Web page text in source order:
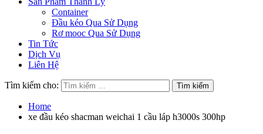
Container
Đầu kéo Qua Sử Dụng
Rơ mooc Qua Sử Dụng
Tin Tức
Dịch Vụ
Liên Hệ
Tìm kiếm cho:
Home
xe đầu kéo shacman weichai 1 cầu láp h3000s 300hp